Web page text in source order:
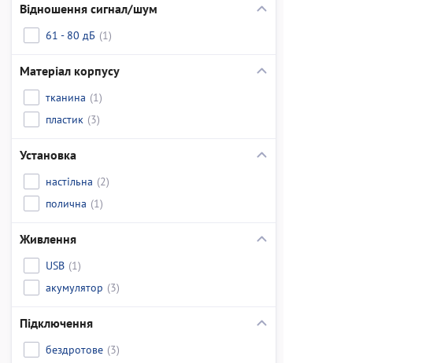
Відношення сигнал/шум
61 - 80 дБ (1)
Матеріал корпусу
тканина (1)
пластик (3)
Установка
настільна (2)
полична (1)
Живлення
USB (1)
акумулятор (3)
Підключення
бездротове (3)